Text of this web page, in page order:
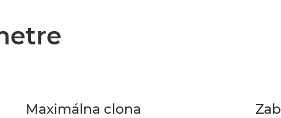
Maximálna clona